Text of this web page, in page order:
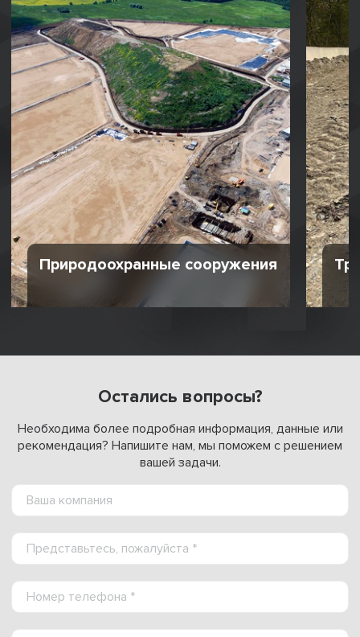
Природоохранные сооружения
Остались вопросы?
Необходима более подробная информация, данные или
рекомендация? Напишите нам, мы поможем с решением
вашей задачи.